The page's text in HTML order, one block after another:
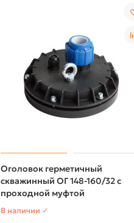
Оголовок герметичный
скважинный ОГ 148-160/32 с
проходной муфтой
В наличии ✓